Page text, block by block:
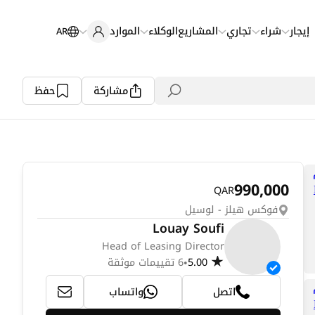
إيجار شراء تجاري المشاريعالوكلاء الموارد AR
مشاركة حفظ
990,000
QAR
فوكس هيلز - لوسيل
Louay Soufi
Head of Leasing Director
5.00
•6 تقييمات موثقة
اتصل
واتساب